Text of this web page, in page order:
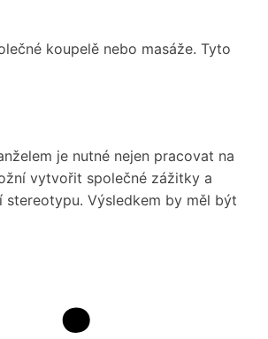
koupelě nebo masáže. Tyto
je nutné nejen pracovat na
vytvořit společné zážitky a
Výsledkem by měl být